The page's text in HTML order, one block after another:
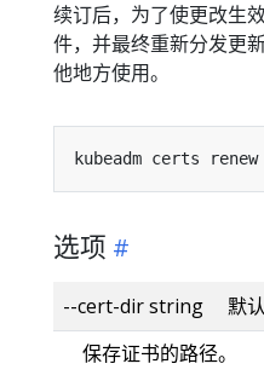
续订后，为了使更改生
件，并最终重新分发更
他地方使用。
kubeadm certs
选项
--cert-dir string 默
保存证书的路径。